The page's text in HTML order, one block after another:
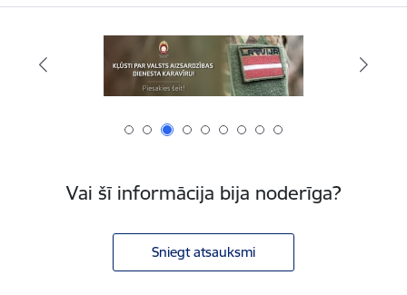
Vai šī informācija bija noderīga?
Sniegt atsauksmi